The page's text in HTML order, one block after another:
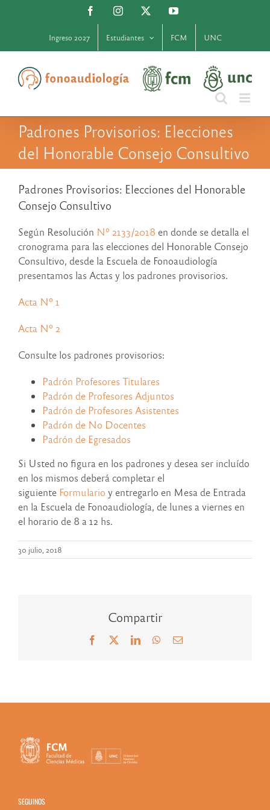
FacebookInstagram YouTube
Ingreso 2027 Estudiantes FCM UNC
Padrones Provisorios: Elecciones
del Honorable Consejo Consultivo
Padrones Provisorios: Elecciones del Honorable
Consejo Consultivo
Según Resolución Nº 2133/2018 en donde se detalla el
cronograma para las elecciones del Honorable Consejo
Consultivo, desde la Escuela de Fonoaudiología
presentamos las Actas y los padrones provisorios.
Acta Nº 1
Acta Nº 2
Consulte los padrones provisorios:
Padrón Profesores Titulares
Padrón de Profesores Adjuntos
Padrón de Profesores Asistentes
Padrón de No Docentes
Padrón de Egresados
Si Usted no figura en los padrones y desea ser incluído
en los mismos deberá completar el
siguiente Formulario y entregarlo en Mesa de Entrada
en la Escuela de Fonoaudiología, de lunes a viernes en
el horario de 8 a 12 hs.
30 julio, 2018
Compartir
Facebook LinkedInWhatsApp
Correo
SEGUINOS